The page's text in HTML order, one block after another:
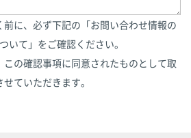
に、必ず下記の「お問い合わせ情報の
いて」をご確認ください。
の確認事項に同意されたものとして取
せていただきます。